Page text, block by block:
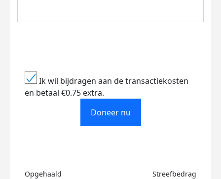
Ik wil bijdragen aan de transactiekosten
en betaal €0.75 extra.
Doneer nu
Opgehaald Streefbedrag